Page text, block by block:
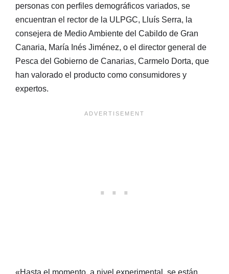
personas con perfiles demográficos variados, se
encuentran el rector de la ULPGC, Lluís Serra, la
consejera de Medio Ambiente del Cabildo de Gran
Canaria, María Inés Jiménez, o el director general de
Pesca del Gobierno de Canarias, Carmelo Dorta, que
han valorado el producto como consumidores y
expertos.
«Hasta el momento, a nivel experimental, se están